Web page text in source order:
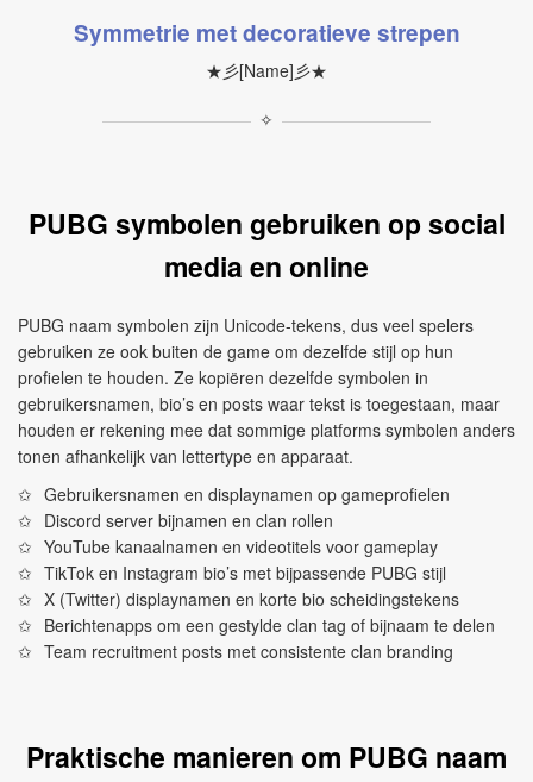
Symmetrie met decoratieve strepen
★彡[Name]彡★
✧
PUBG symbolen gebruiken op social
media en online
PUBG naam symbolen zijn Unicode-tekens, dus veel spelers
gebruiken ze ook buiten de game om dezelfde stijl op hun
profielen te houden. Ze kopiëren dezelfde symbolen in
gebruikersnamen, bio’s en posts waar tekst is toegestaan, maar
houden er rekening mee dat sommige platforms symbolen anders
tonen afhankelijk van lettertype en apparaat.
Gebruikersnamen en displaynamen op gameprofielen
Discord server bijnamen en clan rollen
YouTube kanaalnamen en videotitels voor gameplay
TikTok en Instagram bio’s met bijpassende PUBG stijl
X (Twitter) displaynamen en korte bio scheidingstekens
Berichtenapps om een gestylde clan tag of bijnaam te delen
Team recruitment posts met consistente clan branding
Praktische manieren om PUBG naam